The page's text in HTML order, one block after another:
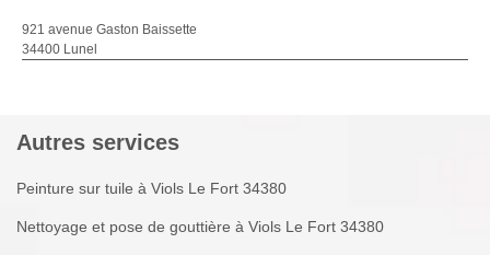
921 avenue Gaston Baissette
34400 Lunel
Autres services
Peinture sur tuile à Viols Le Fort 34380
Nettoyage et pose de gouttière à Viols Le Fort 34380